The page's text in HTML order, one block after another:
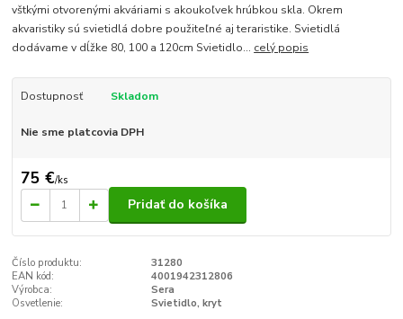
vštkými otvorenými akváriami s akoukoľvek hrúbkou skla. Okrem
akvaristiky sú svietidlá dobre použiteľné aj teraristike. Svietidlá
dodávame v dĺžke 80, 100 a 120cm Svietidlo... celý popis
Dostupnosť Skladom
Nie sme platcovia DPH
75 €/ks
Pridať do košíka
Číslo produktu:
31280
EAN kód:
4001942312806
Výrobca:
Sera
Osvetlenie:
Svietidlo, kryt